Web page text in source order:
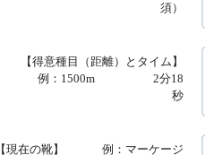
須）
【得意種目（距離）とタイム】
例：1500m 2分18
秒
【現在の靴】 例：マーケージ